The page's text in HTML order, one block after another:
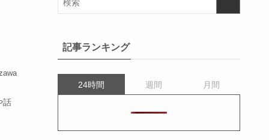
話
記事ランキング
24時間 週間 月間